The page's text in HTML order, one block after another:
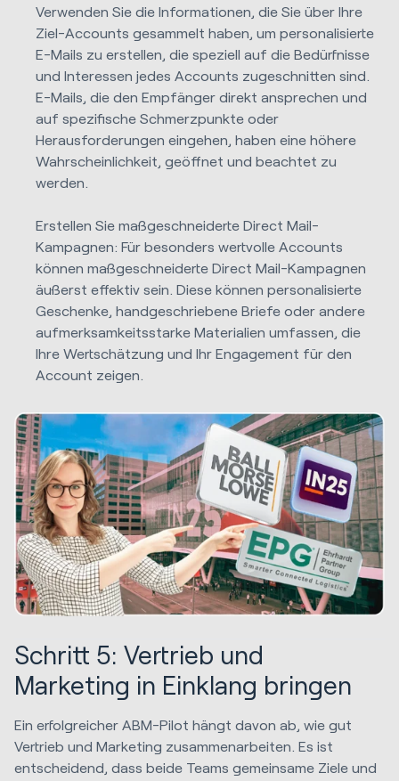
Verwenden Sie die Informationen, die Sie über Ihre
Ziel-Accounts gesammelt haben, um personalisierte
E-Mails zu erstellen, die speziell auf die Bedürfnisse
und Interessen jedes Accounts zugeschnitten sind.
E-Mails, die den Empfänger direkt ansprechen und
auf spezifische Schmerzpunkte oder
Herausforderungen eingehen, haben eine höhere
Wahrscheinlichkeit, geöffnet und beachtet zu
werden.
Erstellen Sie maßgeschneiderte Direct Mail-
Kampagnen: Für besonders wertvolle Accounts
können maßgeschneiderte Direct Mail-Kampagnen
äußerst effektiv sein. Diese können personalisierte
Geschenke, handgeschriebene Briefe oder andere
aufmerksamkeitsstarke Materialien umfassen, die
Ihre Wertschätzung und Ihr Engagement für den
Account zeigen.
Schritt 5: Vertrieb und
Marketing in Einklang bringen
Ein erfolgreicher ABM-Pilot hängt davon ab, wie gut
Vertrieb und Marketing zusammenarbeiten. Es ist
entscheidend, dass beide Teams gemeinsame Ziele und